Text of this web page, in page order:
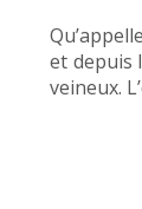
et depuis
veineux.